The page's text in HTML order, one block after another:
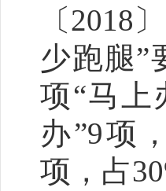
〔2018 〕
少跑腿”
项“马上
办”9项
项，占